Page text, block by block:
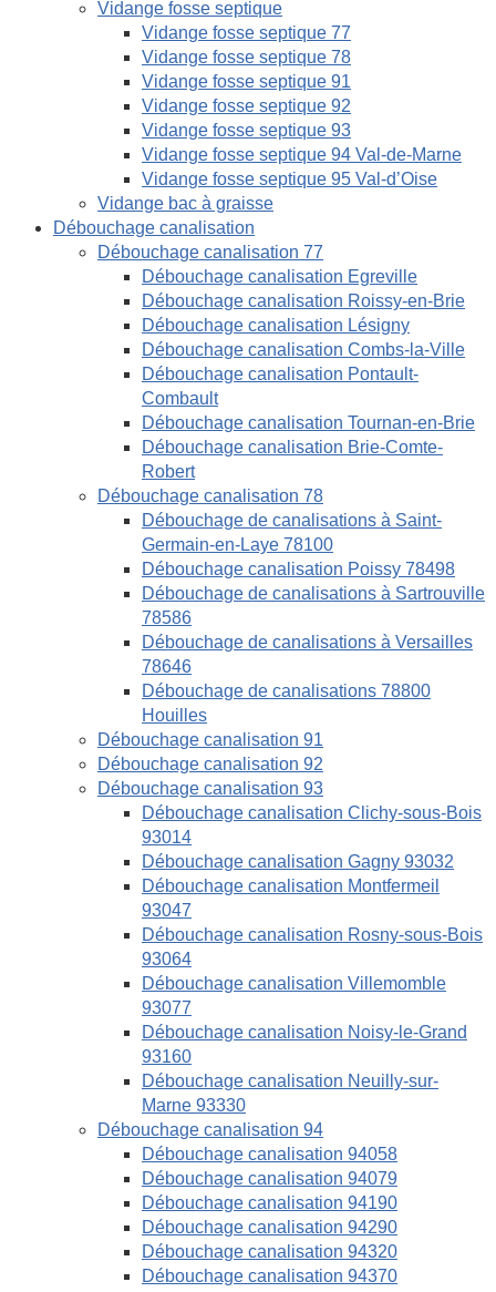
Vidange fosse septique
Vidange fosse septique 77
Vidange fosse septique 78
Vidange fosse septique 91
Vidange fosse septique 92
Vidange fosse septique 93
Vidange fosse septique 94 Val-de-Marne
Vidange fosse septique 95 Val-d’Oise
Vidange bac à graisse
Débouchage canalisation
Débouchage canalisation 77
Débouchage canalisation Egreville
Débouchage canalisation Roissy-en-Brie
Débouchage canalisation Lésigny
Débouchage canalisation Combs-la-Ville
Débouchage canalisation Pontault-
Combault
Débouchage canalisation Tournan-en-Brie
Débouchage canalisation Brie-Comte-
Robert
Débouchage canalisation 78
Débouchage de canalisations à Saint-
Germain-en-Laye 78100
Débouchage canalisation Poissy 78498
Débouchage de canalisations à Sartrouville
78586
Débouchage de canalisations à Versailles
78646
Débouchage de canalisations 78800
Houilles
Débouchage canalisation 91
Débouchage canalisation 92
Débouchage canalisation 93
Débouchage canalisation Clichy-sous-Bois
93014
Débouchage canalisation Gagny 93032
Débouchage canalisation Montfermeil
93047
Débouchage canalisation Rosny-sous-Bois
93064
Débouchage canalisation Villemomble
93077
Débouchage canalisation Noisy-le-Grand
93160
Débouchage canalisation Neuilly-sur-
Marne 93330
Débouchage canalisation 94
Débouchage canalisation 94058
Débouchage canalisation 94079
Débouchage canalisation 94190
Débouchage canalisation 94290
Débouchage canalisation 94320
Débouchage canalisation 94370